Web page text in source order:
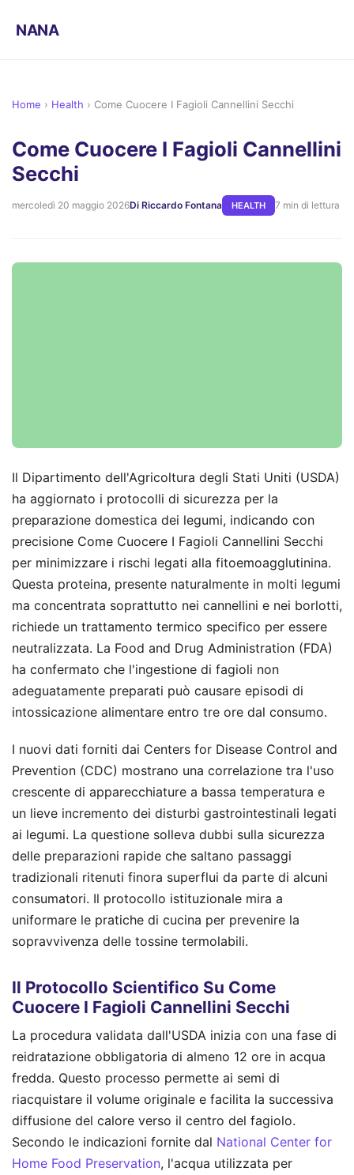
NANA
Home › Health › Come Cuocere I Fagioli Cannellini Secchi
Come Cuocere I Fagioli Cannellini
Secchi
mercoledì 20 maggio 2026Di Riccardo Fontana HEALTH 7 min di lettura
Il Dipartimento dell'Agricoltura degli Stati Uniti (USDA)
ha aggiornato i protocolli di sicurezza per la
preparazione domestica dei legumi, indicando con
precisione Come Cuocere I Fagioli Cannellini Secchi
per minimizzare i rischi legati alla fitoemoagglutinina.
Questa proteina, presente naturalmente in molti legumi
ma concentrata soprattutto nei cannellini e nei borlotti,
richiede un trattamento termico specifico per essere
neutralizzata. La Food and Drug Administration (FDA)
ha confermato che l'ingestione di fagioli non
adeguatamente preparati può causare episodi di
intossicazione alimentare entro tre ore dal consumo.
I nuovi dati forniti dai Centers for Disease Control and
Prevention (CDC) mostrano una correlazione tra l'uso
crescente di apparecchiature a bassa temperatura e
un lieve incremento dei disturbi gastrointestinali legati
ai legumi. La questione solleva dubbi sulla sicurezza
delle preparazioni rapide che saltano passaggi
tradizionali ritenuti finora superflui da parte di alcuni
consumatori. Il protocollo istituzionale mira a
uniformare le pratiche di cucina per prevenire la
sopravvivenza delle tossine termolabili.
Il Protocollo Scientifico Su Come
Cuocere I Fagioli Cannellini Secchi
La procedura validata dall'USDA inizia con una fase di
reidratazione obbligatoria di almeno 12 ore in acqua
fredda. Questo processo permette ai semi di
riacquistare il volume originale e facilita la successiva
diffusione del calore verso il centro del fagiolo.
Secondo le indicazioni fornite dal National Center for
Home Food Preservation, l'acqua utilizzata per